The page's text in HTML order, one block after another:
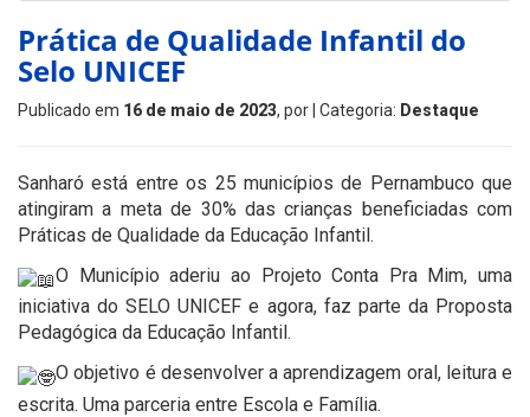
Prática de Qualidade Infantil do
Selo UNICEF
Publicado em 16 de maio de 2023, por | Categoria: Destaque
Sanharó está entre os 25 municípios de Pernambuco que
atingiram a meta de 30% das crianças beneficiadas com
Práticas de Qualidade da Educação Infantil.
O Município aderiu ao Projeto Conta Pra Mim, uma
iniciativa do SELO UNICEF e agora, faz parte da Proposta
Pedagógica da Educação Infantil.
O objetivo é desenvolver a aprendizagem oral, leitura e
escrita. Uma parceria entre Escola e Família.